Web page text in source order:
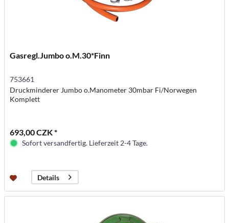
Gasregl.Jumbo o.M.30*Finn
753661
Druckminderer Jumbo o.Manometer 30mbar Fi/Norwegen
Komplett
693,00 CZK *
Sofort versandfertig. Lieferzeit 2-4 Tage.
Details